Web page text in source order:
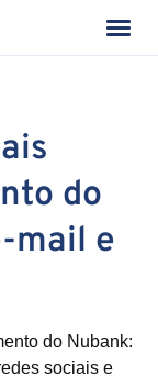
do
mail e
do Nubank:
sociais e